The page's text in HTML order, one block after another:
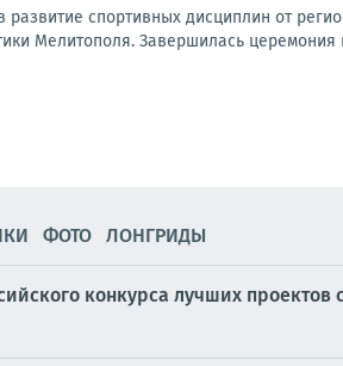
спортивных дисциплин от
Мелитополя. Завершилась церемония
ФОТО ЛОНГРИДЫ
конкурса лучших проектов